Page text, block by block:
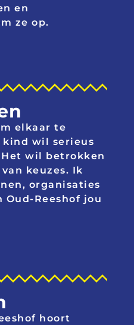
en
ze op.
elkaar te
kind wil serieus
wil betrokken
keuzes. Ik
organisaties
Reeshof jou
hoort